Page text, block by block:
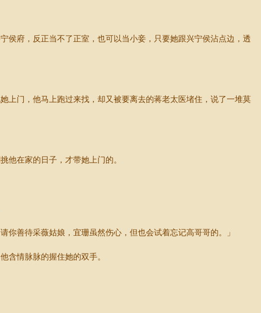
府，反正当不了正室，也可以当小妾，只要她跟兴宁侯沾点边，透
门，他马上跑过来找，却又被要离去的蒋老太医堵住，说了一堆莫
在家的日子，才带她上门的。
善待采薇姑娘，宜珊虽然伤心，但也会试着忘记高哥哥的。」
情脉脉的握住她的双手。